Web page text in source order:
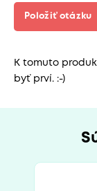
Položiť otázku
K tomuto
byť prví. :-)